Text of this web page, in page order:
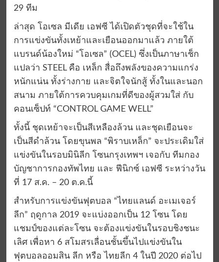
29 ทีม
ล่าสุด โอเซล มีเดีย เอฟซี ได้เปิดตัวชุดที่จะใช้ใน
การแข่งขันทั้งเหย้าและเยือนออกมาแล้ว ภายใต้
แบรนด์น้องใหม่ “โอเซล” (OCEL) ซึ่งเป็นภาษาเช็ก
แปลว่า STEEL คือ เหล็ก สื่อถึงพลังของความแกร่ง
หนักแน่น ทั้งร่างกาย และจิตใจนักสู้ ทั้งในและนอก
สนาม ภายใต้การควบคุมเกมที่ดีของผู้สวมใส่ กับ
คอนเซ็ปท์ “CONTROL GAME WELL”
ทั้งนี้ ชุดเหย้าจะเป็นสีเหลืองล้วน และชุดเยือนจะ
เป็นสีดำล้วน โดยขุนพล “พิราบเหล็ก” จะประเดิมใส่
แข่งขันในรอบมินิลีก โซนกรุงเทพฯ เจอกับ ทีมกอง
บัญชาการกองทัพไทย และ ฟีนิกซ์ เอฟซี ระหว่างวัน
ที่ 17 ส.ค. – 20 ต.ค.นี้
สำหรับการแข่งขันฟุตบอล “ไทยแลนด์ อะเมเจอร์
ลีก” ฤดูกาล 2019 จะแบ่งออกเป็น 12 โซน โดย
แชมป์ของแต่ละโซน จะต้องแข่งขันในรอบชิงชนะ
เลิศ เพื่อหา 6 สโมสรเลื่อนชั้นขึ้นไปแข่งขันใน
ฟุตบอลออมสิน ลีก หรือ ไทยลีก 4 ในปี 2020 ต่อไป